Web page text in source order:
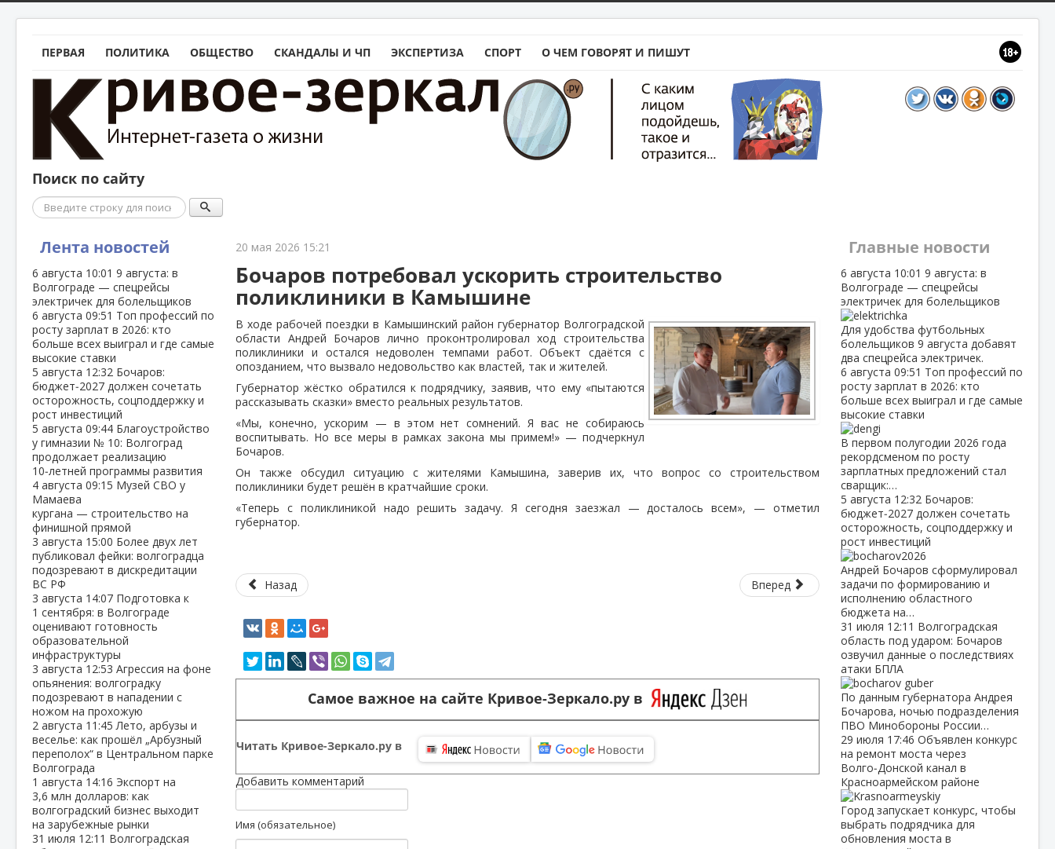
ПЕРВАЯ ПОЛИТИКА ОБЩЕСТВО СКАНДАЛЫ И ЧП ЭКСПЕРТИЗА СПОРТ О ЧЕМ ГОВОРЯТ И ПИШУТ
Поиск по сайту
Поиск
Лента новостей
6 августа 10:01 9 августа: в
Волгограде — спецрейсы
электричек для болельщиков
6 августа 09:51 Топ профессий по
росту зарплат в 2026: кто
больше всех выиграл и где самые
высокие ставки
5 августа 12:32 Бочаров:
бюджет‑2027 должен сочетать
осторожность, соцподдержку и
рост инвестиций
5 августа 09:44 Благоустройство
у гимназии № 10: Волгоград
продолжает реализацию
10‑летней программы развития
4 августа 09:15 Музей СВО у
Мамаева
кургана — строительство на
финишной прямой
3 августа 15:00 Более двух лет
публиковал фейки: волгоградца
подозревают в дискредитации
ВС РФ
3 августа 14:07 Подготовка к
1 сентября: в Волгограде
оценивают готовность
образовательной
инфраструктуры
3 августа 12:53 Агрессия на фоне
опьянения: волгоградку
подозревают в нападении с
ножом на прохожую
2 августа 11:45Лето, арбузы и
веселье: как прошёл „Арбузный
переполох“ в Центральном парке
Волгограда
1 августа 14:16 Экспорт на
3,6 млн долларов: как
волгоградский бизнес выходит
на зарубежные рынки
31 июля 12:11 Волгоградская
20 мая 2026 15:21
Бочаров потребовал ускорить строительство
поликлиники в Камышине
В ходе рабочей поездки в Камышинский район губернатор Волгоградской
области Андрей Бочаров лично проконтролировал ход строительства
поликлиники и остался недоволен темпами работ. Объект сдаётся с
опозданием, что вызвало недовольство как властей, так и жителей.
Губернатор жёстко обратился к подрядчику, заявив, что ему «пытаются
рассказывать сказки» вместо реальных результатов.
«Мы, конечно, ускорим — в этом нет сомнений. Я вас не собираюсь
воспитывать. Но все меры в рамках закона мы примем!» — подчеркнул
Бочаров.
Он также обсудил ситуацию с жителями Камышина, заверив их, что вопрос со строительством
поликлиники будет решён в кратчайшие сроки.
«Теперь с поликлиникой надо решить задачу. Я сегодня заезжал — досталось всем», — отметил
губернатор.
Назад Вперед
Самое важное на сайте Кривое-Зеркало.ру в
Читать Кривое-Зеркало.ру в
Добавить комментарий
Имя (обязательное)
Главные новости
6 августа 10:01 9 августа: в
Волгограде — спецрейсы
электричек для болельщиков
Для удобства футбольных
болельщиков 9 августа добавят
два спецрейса электричек.
6 августа 09:51 Топ профессий по
росту зарплат в 2026: кто
больше всех выиграл и где самые
высокие ставки
В первом полугодии 2026 года
рекордсменом по росту
зарплатных предложений стал
сварщик:…
5 августа 12:32 Бочаров:
бюджет‑2027 должен сочетать
осторожность, соцподдержку и
рост инвестиций
Андрей Бочаров сформулировал
задачи по формированию и
исполнению областного
бюджета на…
31 июля 12:11 Волгоградская
область под ударом: Бочаров
озвучил данные о последствиях
атаки БПЛА
По данным губернатора Андрея
Бочарова, ночью подразделения
ПВО Минобороны России…
29 июля 17:46 Объявлен конкурс
на ремонт моста через
Волго‑Донской канал в
Красноармейском районе
Город запускает конкурс, чтобы
выбрать подрядчика для
обновления моста в